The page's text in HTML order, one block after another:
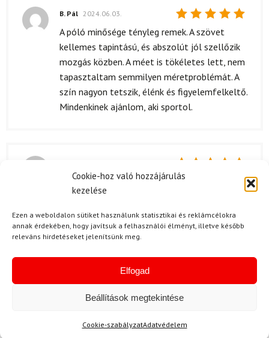
Cookie-hoz való hozzájárulás
kezelése
Ezen a weboldalon sütiket használunk statisztikai és reklámcélokra
annak érdekében, hogy javítsuk a felhasználói élményt, illetve később
releváns hirdetéseket jelenítsünk meg.
Elfogad
Beállítások megtekintése
Cookie-szabályzatAdatvédelem
Értékelés:
B. Pál 2024.06.03.
A póló minősége tényleg remek. A szövet
kellemes tapintású, és abszolút jól szellőzik
mozgás közben. A méet is tökéletes lett, nem
tapasztaltam semmilyen méretproblémát. A
szín nagyon tetszik, élénk és figyelemfelkeltő.
Mindenkinek ajánlom, aki sportol.
Értékelés:
A póló minősége tényleg fantasztikus. Nagyon
kényelmes viselet, a anyaga is remekül
lélegzik, így aktív mozgás közben is jól
használható. Örülök, hogy megvettem!
Értékelés:
M. Béla 2024.04.05.
Nagyon gyorsan megkaptam a termekvel, par
rendben volt.